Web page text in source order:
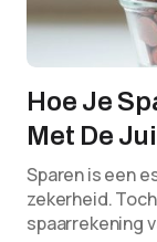
Hoe Je
Met De
Sparen is een
zekerheid.
spaarrekening